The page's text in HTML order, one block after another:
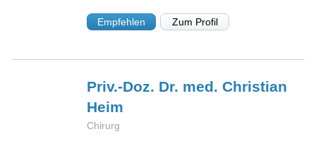
Empfehlen Zum Profil
Priv.-Doz. Dr. med. Christian
Heim
Chirurg